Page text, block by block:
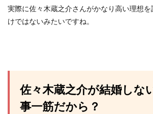
実際に佐々木蔵之介さんがかなり高い理想
けではないみたいですね。
佐々木蔵之介が結婚しな
事一筋だから？